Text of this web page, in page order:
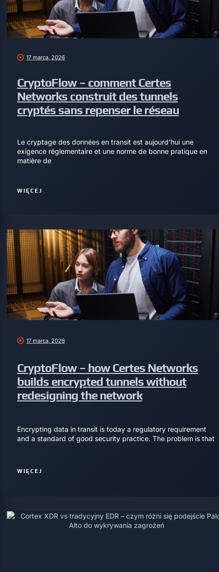
17 marca, 2026
CryptoFlow – comment Certes
Networks construit des tunnels
cryptés sans repenser le réseau
Le cryptage des données en transit est aujourd’hui une
exigence réglementaire et une norme de bonne pratique en
matière de
WIĘCEJ
17 marca, 2026
CryptoFlow – how Certes Networks
builds encrypted tunnels without
redesigning the network
Encrypting data in transit is today a regulatory requirement
and a standard of good security practice. The problem is that
WIĘCEJ